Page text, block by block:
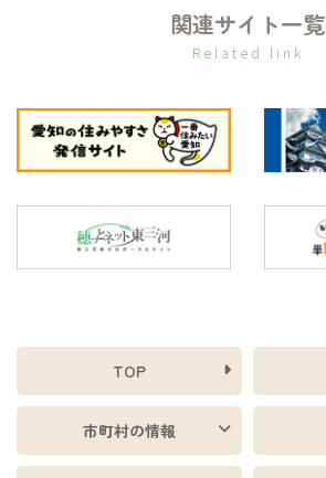
関連サイト一覧
Related link
TOP
市町村の情報